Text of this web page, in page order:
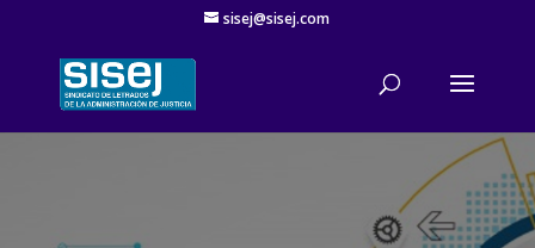
sisej@sisej.com